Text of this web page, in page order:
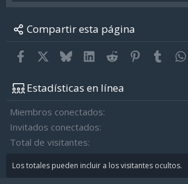
Compartir esta página
Facebook BlueskyLinkedInReddit Pinterest
Tumblr
Estadísticas en línea
Miembros conectados
Invitados conectados
Total de visitantes
Los totales pueden incluir a los visitantes ocultos.